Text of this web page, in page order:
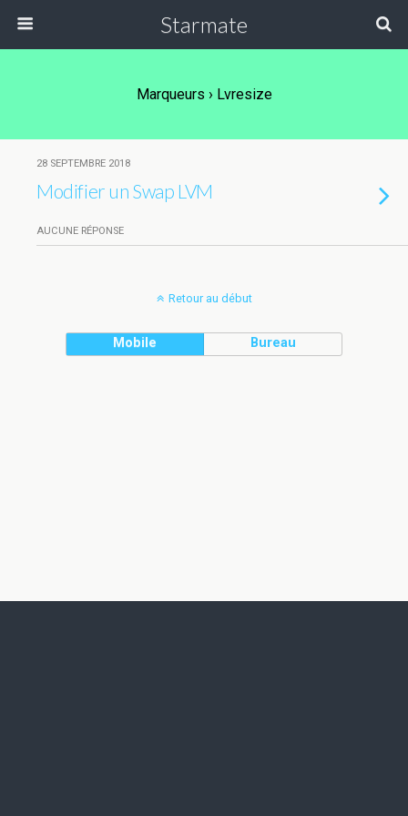
Starmate
Marqueurs › Lvresize
28 SEPTEMBRE 2018
Modifier un Swap LVM
AUCUNE RÉPONSE
Retour au début
Mobile Bureau